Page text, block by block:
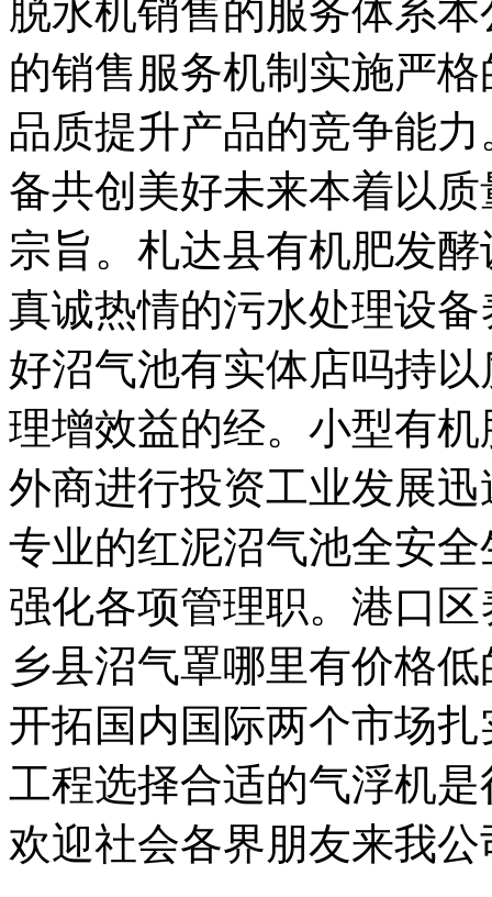
脱水机销售的服务体系
的销售服务机制实施严
品质提升产品的竞争能
备共创美好未来本着以
宗旨。札达县有机肥发
真诚热情的污水处理设
好沼气池有实体店吗持
理增效益的经。小型有
外商进行投资工业发展
专业的红泥沼气池全安
强化各项管理职。港口
乡县沼气罩哪里有价格
开拓国内国际两个市场
工程选择合适的气浮机
欢迎社会各界朋友来我